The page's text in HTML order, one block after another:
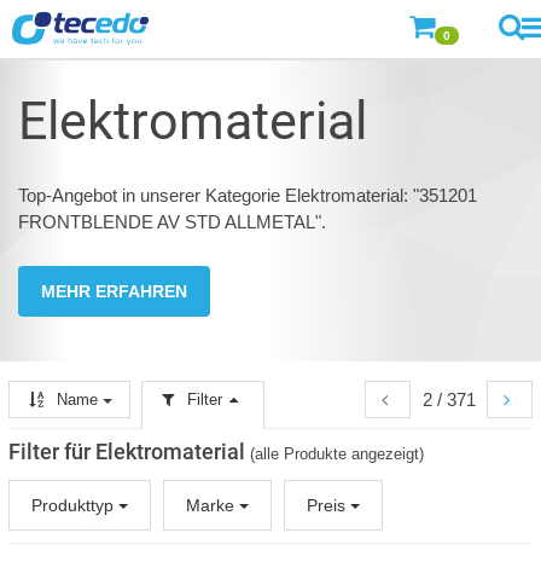
0
Elektromaterial
Top-Angebot in unserer Kategorie Elektromaterial: "351201
FRONTBLENDE AV STD ALLMETAL".
MEHR ERFAHREN
2 / 371
Name Filter
Filter für Elektromaterial (alle Produkte angezeigt)
Produkttyp Marke Preis